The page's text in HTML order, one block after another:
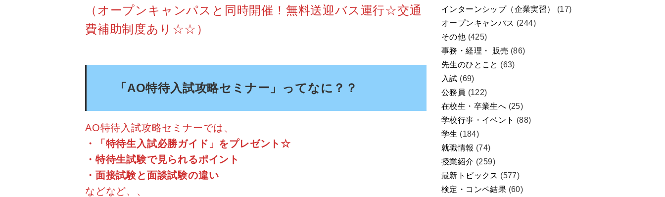
（オープンキャンパスと同時開催！無料送迎バス運行☆交通
費補助制度あり☆☆）
「AO特待入試攻略セミナー 」ってなに？？
AO特待入試攻略セミナーでは、
・「特待生入試必勝ガイド」をプレゼント☆
・特待生試験で見られるポイント
・面接試験と面談試験の違い
などなど、、
インターンシップ（企業実習）
(17)
オープンキャンパス (244)
その他 (425)
事務・経理・ 販売 (86)
先生のひとこと (63)
入試 (69)
公務員 (122)
在校生・卒業生へ (25)
学校行事・イベント (88)
学生 (184)
就職情報 (74)
授業紹介 (259)
最新トピックス (577)
検定・コンペ結果 (60)